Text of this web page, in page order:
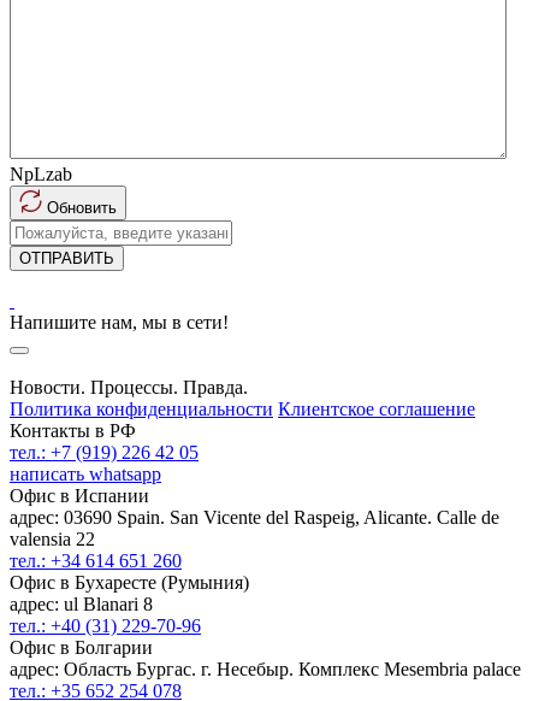
NpLzab
Обновить
ОТПРАВИТЬ
Напишите нам, мы в сети!
Новости. Процессы. Правда.
Политика конфиденциальности Клиентское соглашение
Контакты в РФ
тел.: +7 (919) 226 42 05
написать whatsapp
Офис в Испании
адрес: 03690 Spain. San Vicente del Raspeig, Alicante. Calle de
valensia 22
тел.: +34 614 651 260
Офис в Бухаресте (Румыния)
адрес: ul Blanari 8
тел.: +40 (31) 229-70-96
Офис в Болгарии
адрес: Область Бургас. г. Несебыр. Комплекс Mesembria palace
тел.: +35 652 254 078